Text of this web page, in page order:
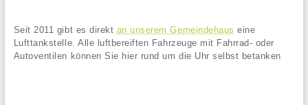
Seit 2011 gibt es direkt an unserem Gemeindehaus eine
Lufttankstelle. Alle luftbereiften Fahrzeuge mit Fahrrad- oder
Autoventilen können Sie hier rund um die Uhr selbst betanken